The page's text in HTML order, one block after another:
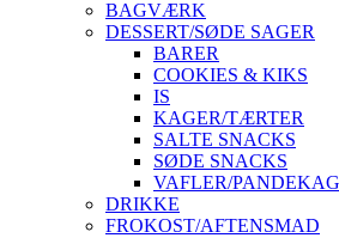
BAGVÆRK
DESSERT/SØDE SAGER
BARER
COOKIES & KIKS
IS
KAGER/TÆRTER
SALTE SNACKS
SØDE SNACKS
VAFLER/
DRIKKE
FROKOST/AFTENSMAD